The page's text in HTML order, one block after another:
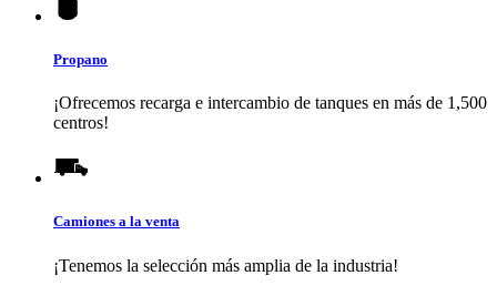
Propano
¡Ofrecemos recarga e intercambio de tanques en más de 1,500
centros!
Camiones a la venta
¡Tenemos la selección más amplia de la industria!